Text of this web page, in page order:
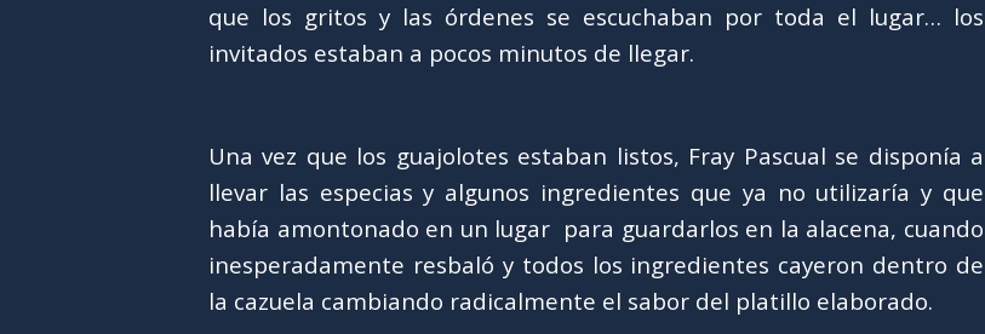
que los gritos y las órdenes se escuchaban por toda el lugar… los
invitados estaban a pocos minutos de llegar.
Una vez que los guajolotes estaban listos, Fray Pascual se disponía a
llevar las especias y algunos ingredientes que ya no utilizaría y que
había amontonado en un lugar para guardarlos en la alacena, cuando
inesperadamente resbaló y todos los ingredientes cayeron dentro de
la cazuela cambiando radicalmente el sabor del platillo elaborado.